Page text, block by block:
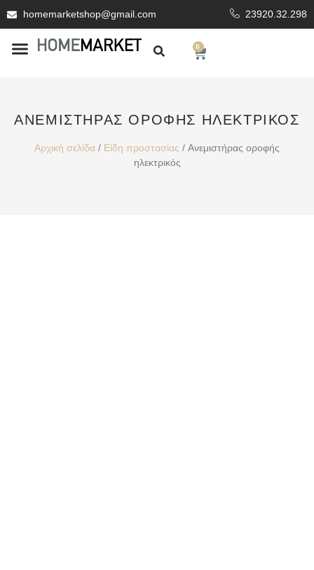
homemarketshop@gmail.com 23920.32.298
0
ΑΝΕΜΙΣΤΉΡΑΣ ΟΡΟΦΉΣ ΗΛΕΚΤΡΙΚΌΣ
Αρχική σελίδα / Είδη προστασίας / Ανεμιστήρας οροφής
ηλεκτρικός